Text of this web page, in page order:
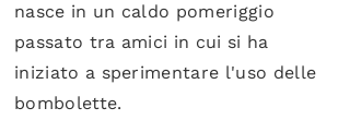
nasce in un caldo pomeriggio
passato tra amici in cui si ha
iniziato a sperimentare l'uso delle
bombolette.